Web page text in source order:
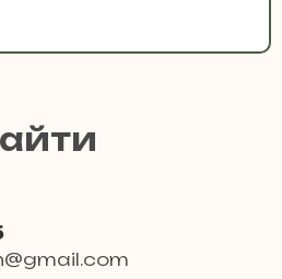
Вижу улучшения,